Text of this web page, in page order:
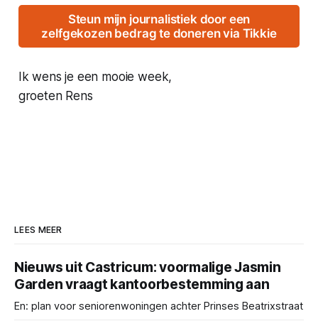
Steun mijn journalistiek door een
zelfgekozen bedrag te doneren via Tikkie
Ik wens je een mooie week,
groeten Rens
LEES MEER
Nieuws uit Castricum: voormalige Jasmin
Garden vraagt kantoorbestemming aan
En: plan voor seniorenwoningen achter Prinses Beatrixstraat